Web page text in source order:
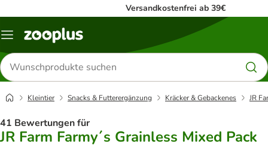
Versandkostenfrei ab 39€
Menü
Produkte
suchen
Kleintier Snacks & Futterergänzung Kräcker & Gebackenes JR
41 Bewertungen für
JR Farm Farmy´s Grainless Mixed Pack